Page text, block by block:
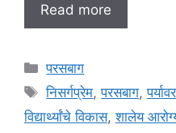
Read more
C
a
e
परसबाग
T
a
निसर्गप्रेम,परसबाग,
विद्यार्थ्यांचे विकास,शालेय